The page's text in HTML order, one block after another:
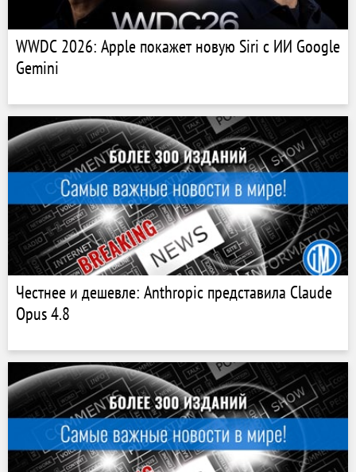
WWDC 2026: Apple покажет новую Siri с ИИ Google
Gemini
Честнее и дешевле: Anthropic представила Claude
Opus 4.8